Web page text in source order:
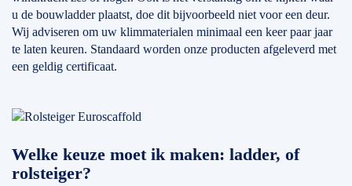
u de bouwladder plaatst, doe dit bijvoorbeeld niet voor een deur.
Wij adviseren om uw klimmaterialen minimaal een keer paar jaar
te laten keuren. Standaard worden onze producten afgeleverd met
een geldig certificaat.
Welke keuze moet ik maken: ladder, of
rolsteiger?